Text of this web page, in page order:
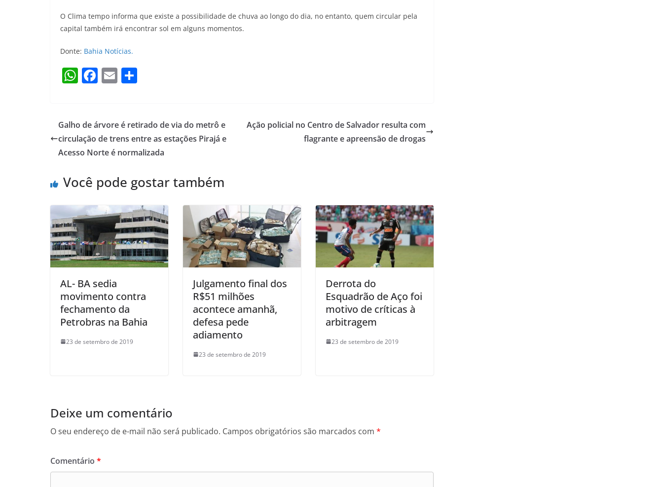
O Clima tempo informa que existe a possibilidade de chuva ao longo do dia, no entanto, quem circular pela
capital também irá encontrar sol em alguns momentos.
Donte: Bahia Notícias.
W
s
A
p
F
e
b
o
k
E
l e
Galho de árvore é retirado de via do metrô e
circulação de trens entre as estações Pirajá e
Acesso Norte é normalizada
Ação policial no Centro de Salvador resulta com
flagrante e apreensão de drogas
Você pode gostar também
AL- BA sedia
movimento contra
fechamento da
Petrobras na Bahia
23 de setembro de 2019
Julgamento final dos
R$51 milhões
acontece amanhã,
defesa pede
adiamento
23 de setembro de 2019
Derrota do
Esquadrão de Aço foi
motivo de críticas à
arbitragem
23 de setembro de 2019
Deixe um comentário
O seu endereço de e-mail não será publicado. Campos obrigatórios são marcados com *
Comentário *